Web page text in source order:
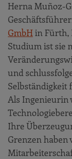
Herna Muñoz-
GmbH in Fürth,
Studium ist sie
und
Selbständigkeit
Als Ingenieurin
Ihre
Grenzen